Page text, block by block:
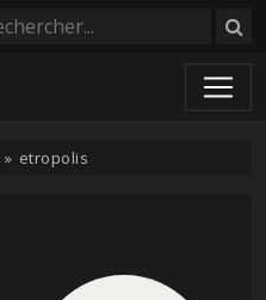
» etropolis